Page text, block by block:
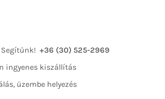
+36 (30) 525-2969
ingyenes kiszállítás
üzembe helyezés